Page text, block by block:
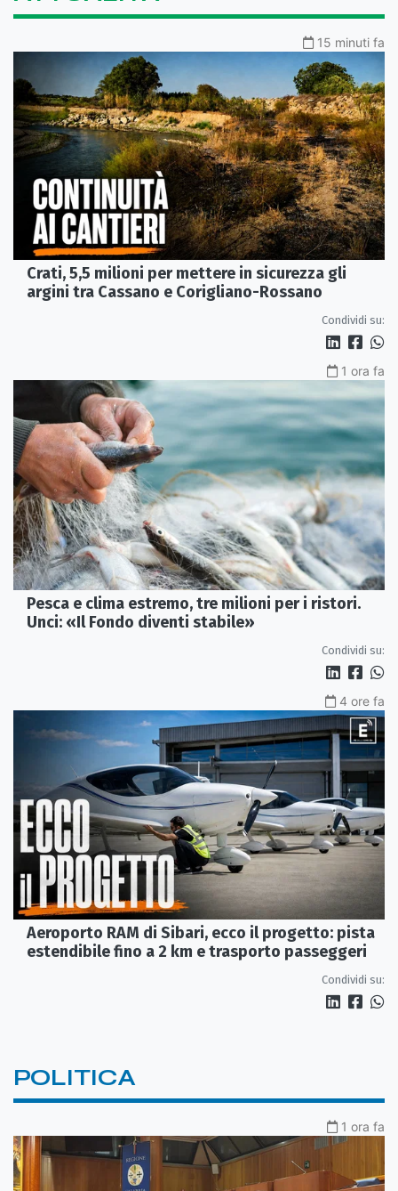
15 minuti fa
Crati, 5,5 milioni per mettere in sicurezza gli
argini tra Cassano e Corigliano-Rossano
Condividi su:
1 ora fa
Pesca e clima estremo, tre milioni per i ristori.
Unci: «Il Fondo diventi stabile»
Condividi su:
4 ore fa
Aeroporto RAM di Sibari, ecco il progetto: pista
estendibile fino a 2 km e trasporto passeggeri
Condividi su:
POLITICA
1 ora fa